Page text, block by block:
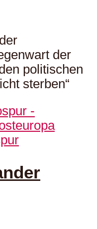
der
politischen
sterben“